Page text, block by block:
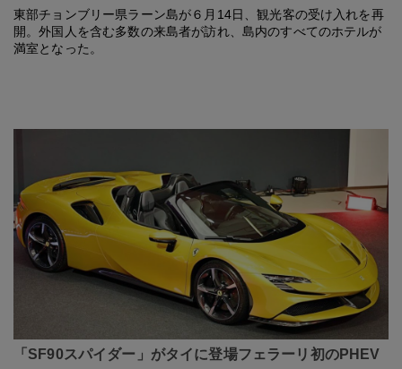
東部チョンブリー県ラーン島が６月14日、観光客の受け入れを再
開。外国人を含む多数の来島者が訪れ、島内のすべてのホテルが
満室となった。
「SF90スパイダー」がタイに登場フェラーリ初のPHEV